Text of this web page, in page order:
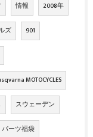
情報 2008年
ズ 901
MOTOCYCLES
スウェーデン
パーツ福袋